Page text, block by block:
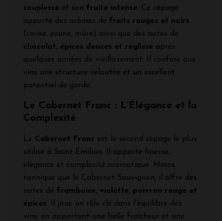
souplesse et son fruité intense. Ce cépage
apporte des arômes de fruits rouges et noirs
(cerise, prune, mûre) ainsi que des notes de
chocolat, épices douces et réglisse après
quelques années de vieillissement. Il confère aux
vins une structure veloutée et un excellent
potentiel de garde.
Le Cabernet Franc : L’Élégance et la
Complexité
Le Cabernet Franc est le second cépage le plus
utilisé à Saint-Émilion. Il apporte finesse,
élégance et complexité aromatique. Moins
tannique que le Cabernet Sauvignon, il offre des
notes de framboise, violette, poivron rouge et
épices. Il joue un rôle clé dans l’équilibre des
vins, en apportant une belle fraîcheur et une